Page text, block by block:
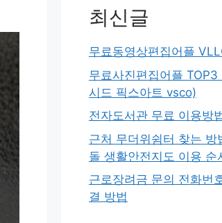
최신글
무료동영상편집어플
무료사진편집어플 TOP3
시드 픽스아트 vsco)
전자도서관 무료 이용방
근처 무더위쉼터 찾는 방
돌 생활안전지도 이용 순
근로장려금 문의 전화번
결 방법